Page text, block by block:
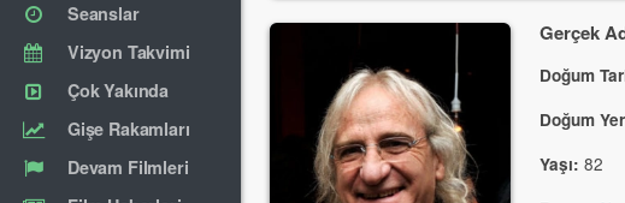
Seanslar
Vizyon Takvimi
Çok Yakında
Gişe Rakamları
Devam Filmleri
Gerçek
Doğum
Doğum
Yaşı: 82